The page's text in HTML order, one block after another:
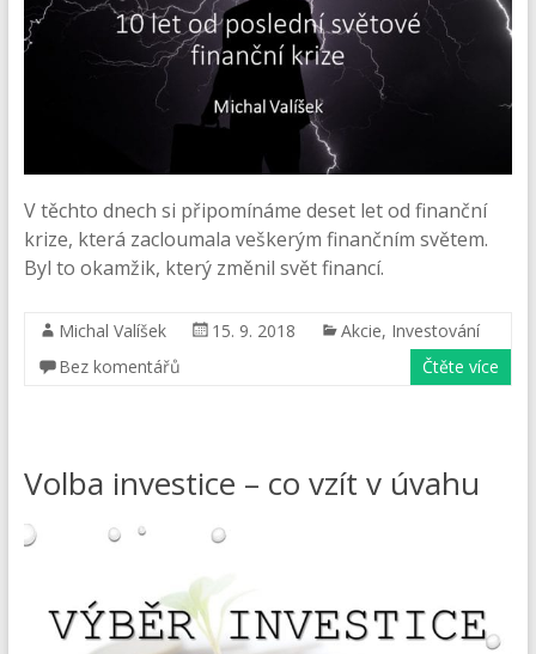
V těchto dnech si připomínáme deset let od finanční
krize, která zacloumala veškerým finančním světem.
Byl to okamžik, který změnil svět financí.
Michal Valíšek 15. 9. 2018 Akcie, Investování
Bez komentářů
Čtěte více
Volba investice – co vzít v úvahu